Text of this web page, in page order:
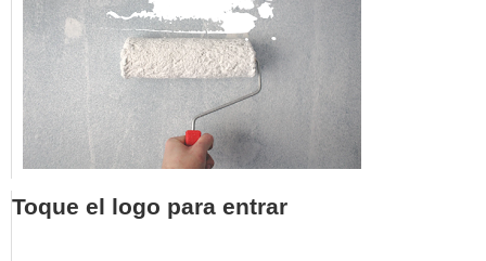
Toque el logo para entrar